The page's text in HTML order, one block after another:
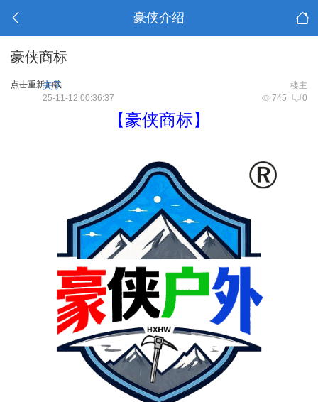
豪侠介绍
豪侠商标
点击重新加载 楼主
夫子
745 0
25-11-12 00:36:37
【豪侠商标】